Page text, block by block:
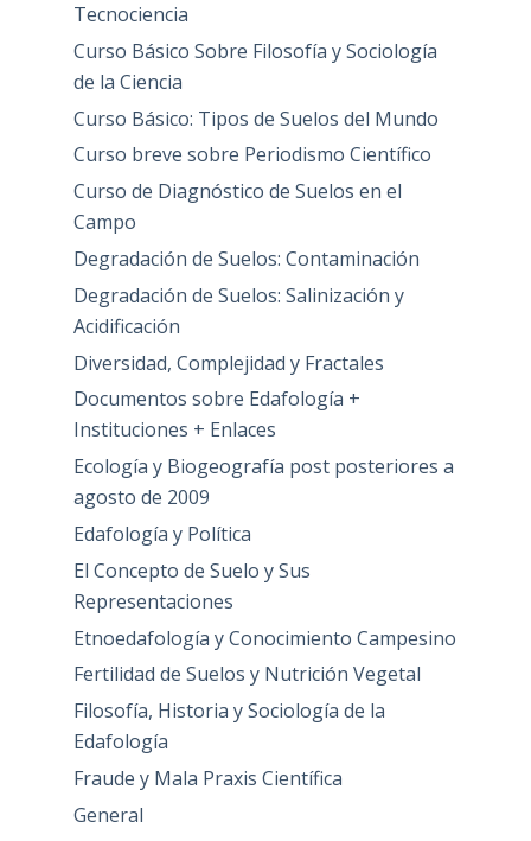
Tecnociencia
Curso Básico Sobre Filosofía y Sociología
de la Ciencia
Curso Básico: Tipos de Suelos del Mundo
Curso breve sobre Periodismo Científico
Curso de Diagnóstico de Suelos en el
Campo
Degradación de Suelos: Contaminación
Degradación de Suelos: Salinización y
Acidificación
Diversidad, Complejidad y Fractales
Documentos sobre Edafología +
Instituciones + Enlaces
Ecología y Biogeografía post posteriores a
agosto de 2009
Edafología y Política
El Concepto de Suelo y Sus
Representaciones
Etnoedafología y Conocimiento Campesino
Fertilidad de Suelos y Nutrición Vegetal
Filosofía, Historia y Sociología de la
Edafología
Fraude y Mala Praxis Científica
General